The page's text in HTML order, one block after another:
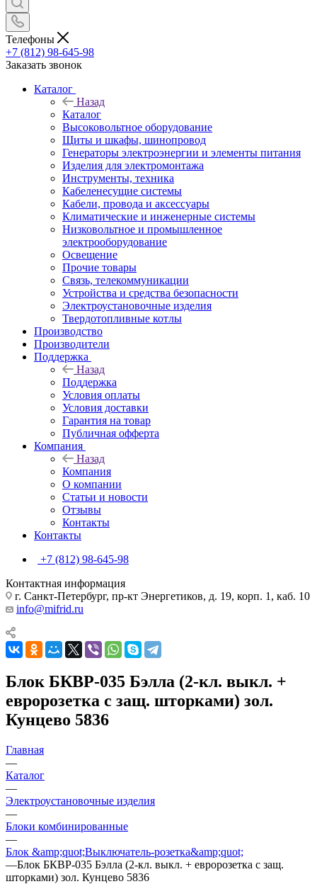
Телефоны
+7 (812) 98-645-98
Заказать звонок
Каталог
Назад
Каталог
Высоковольтное оборудование
Щиты и шкафы, шинопровод
Генераторы электроэнергии и элементы питания
Изделия для электромонтажа
Инструменты, техника
Кабеленесущие системы
Кабели, провода и аксессуары
Климатические и инженерные системы
Низковольтное и промышленное
электрооборудование
Освещение
Прочие товары
Связь, телекоммуникации
Устройства и средства безопасности
Электроустановочные изделия
Твердотопливные котлы
Производство
Производители
Поддержка
Назад
Поддержка
Условия оплаты
Условия доставки
Гарантия на товар
Публичная офферта
Компания
Назад
Компания
О компании
Статьи и новости
Отзывы
Контакты
Контакты
+7 (812) 98-645-98
Контактная информация
г. Санкт-Петербург, пр-кт Энергетиков, д. 19, корп. 1, каб. 10
info@mifrid.ru
Блок БКВР-035 Бэлла (2-кл. выкл. +
евророзетка с защ. шторками) зол.
Кунцево 5836
Главная
—
Каталог
—
Электроустановочные изделия
—
Блоки комбинированные
—
Блок &amp;quot;Выключатель-розетка&amp;quot;
—Блок БКВР-035 Бэлла (2-кл. выкл. + евророзетка с защ.
шторками) зол. Кунцево 5836